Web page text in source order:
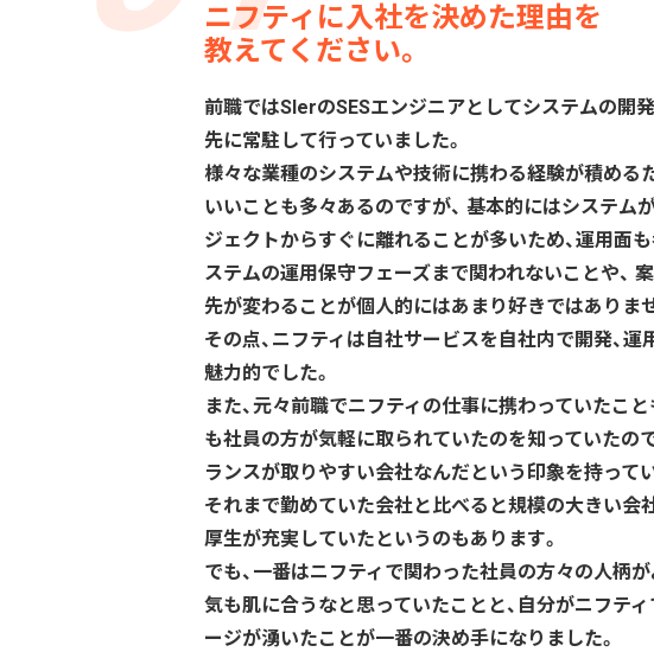
ニフティに入社を決めた理由を
教えてください。
前職ではSIerのSESエンジニアとしてシステムの開
先に常駐して行っていました。
様々な業種のシステムや技術に携わる経験が積める
いいことも多々あるのですが、 基本的にはシステム
ジェクトからすぐに離れることが多いため、運用面
ステムの運用保守フェーズまで関われないことや、
先が変わることが個人的にはあまり好きではありま
その点、ニフティは自社サービスを自社内で開発、運
魅力的でした。
また、元々前職でニフティの仕事に携わっていたこと
も社員の方が気軽に取られていたのを知っていたの
ランスが取りやすい会社なんだという印象を持って
それまで勤めていた会社と比べると規模の大きい会
厚生が充実していたというのもあります。
でも、一番はニフティで関わった社員の方々の人柄が
気も肌に合うなと思っていたことと、自分がニフテ
ージが湧いたことが一番の決め手になりました。